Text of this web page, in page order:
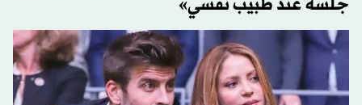
جلسة عند طبيب نفسي»